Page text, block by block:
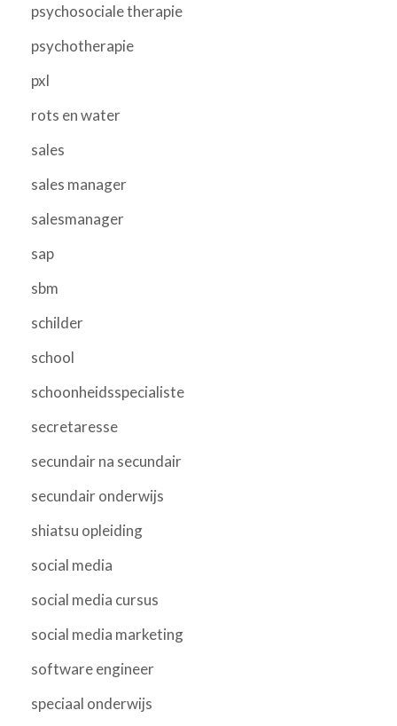
psychosociale therapie
psychotherapie
pxl
rots en water
sales
sales manager
salesmanager
sap
sbm
schilder
school
schoonheidsspecialiste
secretaresse
secundair na secundair
secundair onderwijs
shiatsu opleiding
social media
social media cursus
social media marketing
software engineer
speciaal onderwijs